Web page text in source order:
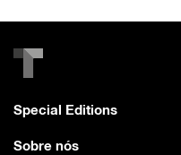
Special Editions
Sobre nós